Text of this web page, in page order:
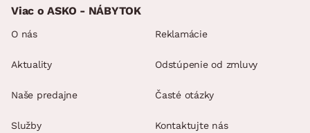
Viac o ASKO - NÁBYTOK
O nás
Aktuality
Naše predajne
Služby
Reklamácie
Odstúpenie od zmluvy
Časté otázky
Kontaktujte nás